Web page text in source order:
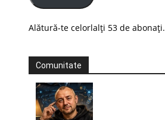
Alătură-te celorlalți 53 de abonați.
Comunitate